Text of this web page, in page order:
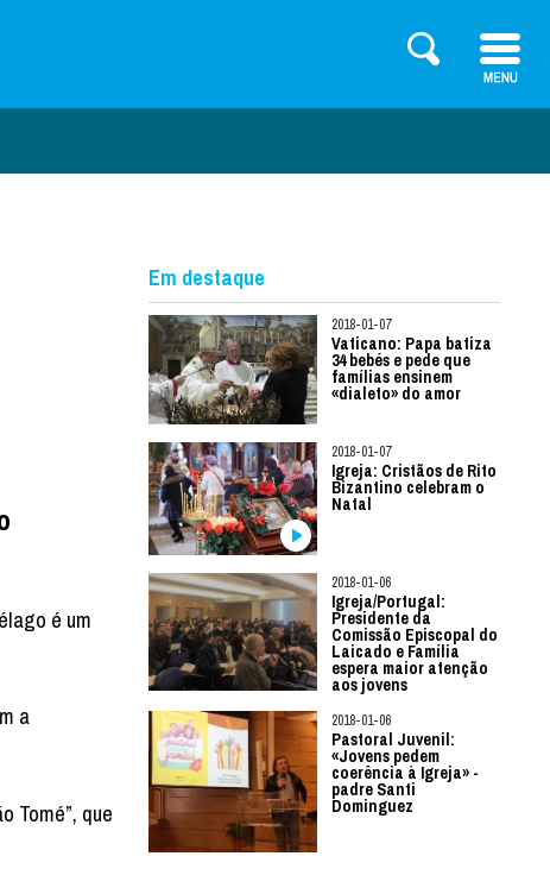
é um
a
Tomé”, que
Em destaque
2018-01-07
Vaticano: Papa batiza
34 bebés e pede que
famílias ensinem
«dialeto» do amor
2018-01-07
Igreja: Cristãos de Rito
Bizantino celebram o
Natal
2018-01-06
Igreja/Portugal:
Presidente da
Comissão Episcopal do
Laicado e Família
espera maior atenção
aos jovens
2018-01-06
Pastoral Juvenil:
«Jovens pedem
coerência à Igreja» -
padre Santi
Dominguez